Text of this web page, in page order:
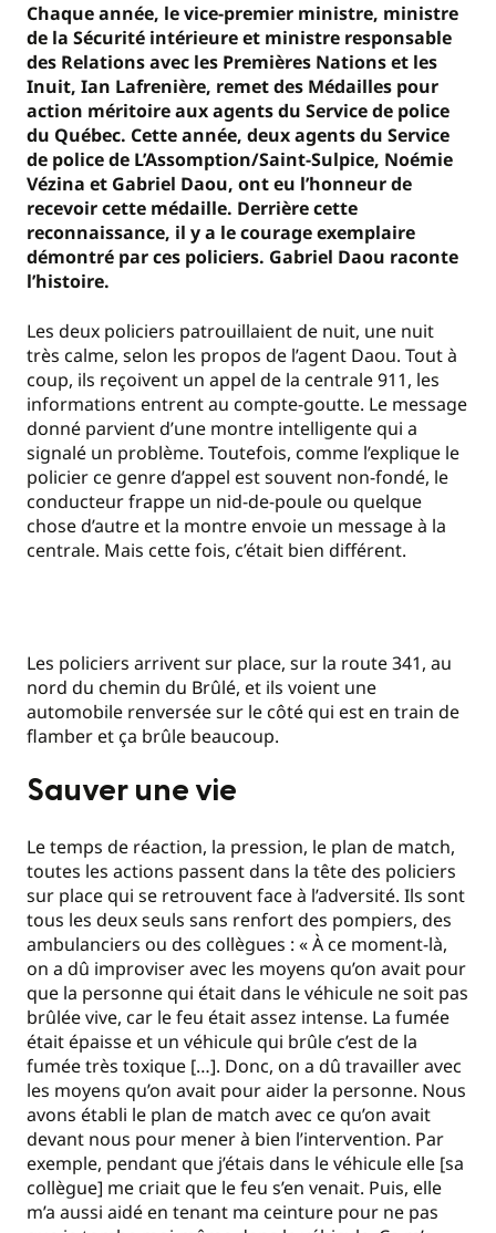
Chaque année, le vice-premier ministre, ministre
de la Sécurité intérieure et ministre responsable
des Relations avec les Premières Nations et les
Inuit, Ian Lafrenière, remet des Médailles pour
action méritoire aux agents du Service de police
du Québec. Cette année, deux agents du Service
de police de L’Assomption/Saint-Sulpice, Noémie
Vézina et Gabriel Daou, ont eu l’honneur de
recevoir cette médaille. Derrière cette
reconnaissance, il y a le courage exemplaire
démontré par ces policiers. Gabriel Daou raconte
l’histoire.
Les deux policiers patrouillaient de nuit, une nuit
très calme, selon les propos de l’agent Daou. Tout à
coup, ils reçoivent un appel de la centrale 911, les
informations entrent au compte-goutte. Le message
donné parvient d’une montre intelligente qui a
signalé un problème. Toutefois, comme l’explique le
policier ce genre d’appel est souvent non-fondé, le
conducteur frappe un nid-de-poule ou quelque
chose d’autre et la montre envoie un message à la
centrale. Mais cette fois, c’était bien différent.
Les policiers arrivent sur place, sur la route 341, au
nord du chemin du Brûlé, et ils voient une
automobile renversée sur le côté qui est en train de
flamber et ça brûle beaucoup.
Sauver une vie
Le temps de réaction, la pression, le plan de match,
toutes les actions passent dans la tête des policiers
sur place qui se retrouvent face à l’adversité. Ils sont
tous les deux seuls sans renfort des pompiers, des
ambulanciers ou des collègues : « À ce moment-là,
on a dû improviser avec les moyens qu’on avait pour
que la personne qui était dans le véhicule ne soit pas
brûlée vive, car le feu était assez intense. La fumée
était épaisse et un véhicule qui brûle c’est de la
fumée très toxique […]. Donc, on a dû travailler avec
les moyens qu’on avait pour aider la personne. Nous
avons établi le plan de match avec ce qu’on avait
devant nous pour mener à bien l’intervention. Par
exemple, pendant que j’étais dans le véhicule elle [sa
collègue] me criait que le feu s’en venait. Puis, elle
m’a aussi aidé en tenant ma ceinture pour ne pas